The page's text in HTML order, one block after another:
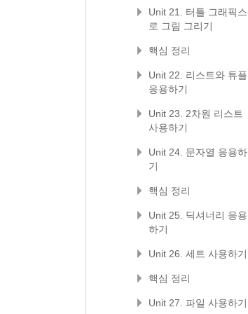
Unit 21. 터틀 그래픽스
로 그림 그리기
핵심 정리
Unit 22. 리스트와 튜플
응용하기
Unit 23. 2차원 리스트
사용하기
Unit 24. 문자열 응용하
기
핵심 정리
Unit 25. 딕셔너리 응용
하기
Unit 26. 세트 사용하기
핵심 정리
Unit 27. 파일 사용하기